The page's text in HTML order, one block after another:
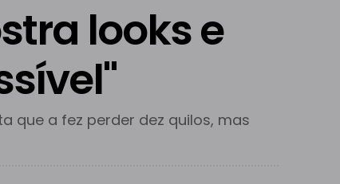
looks e
que a fez perder dez quilos, mas